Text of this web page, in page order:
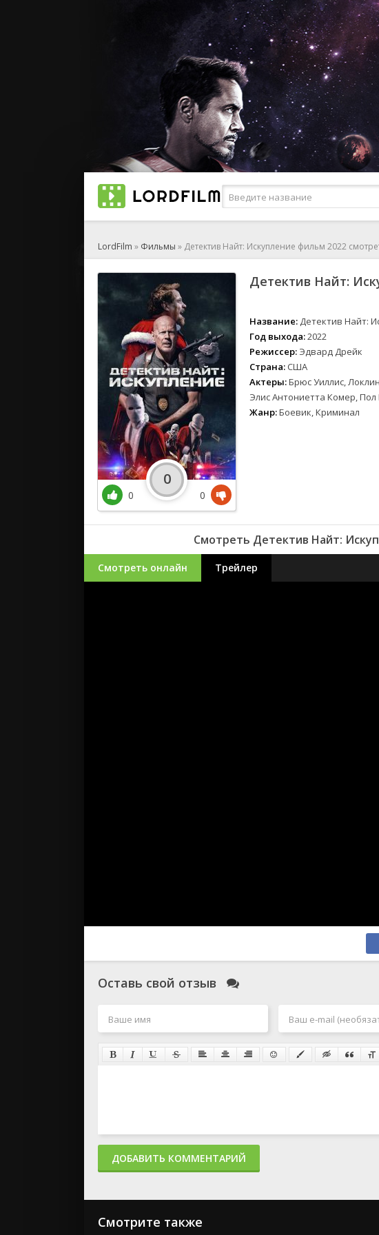
LordFilm » Фильмы » Детектив Найт: Искупление фильм 2022
Детектив Найт:
Название: Детектив Найт:
Год выхода:2022
Режиссер: Эдвард Дрейк
Страна: США
Актеры:Брюс Уиллис,
Элис Антониетта Комер, Пол
Жанр:Боевик, Криминал
0
0
0
Смотреть Детектив Найт:
Смотреть онлайн Трейлер
Оставь свой отзыв
ДОБАВИТЬ КОММЕНТАРИЙ
Смотрите также